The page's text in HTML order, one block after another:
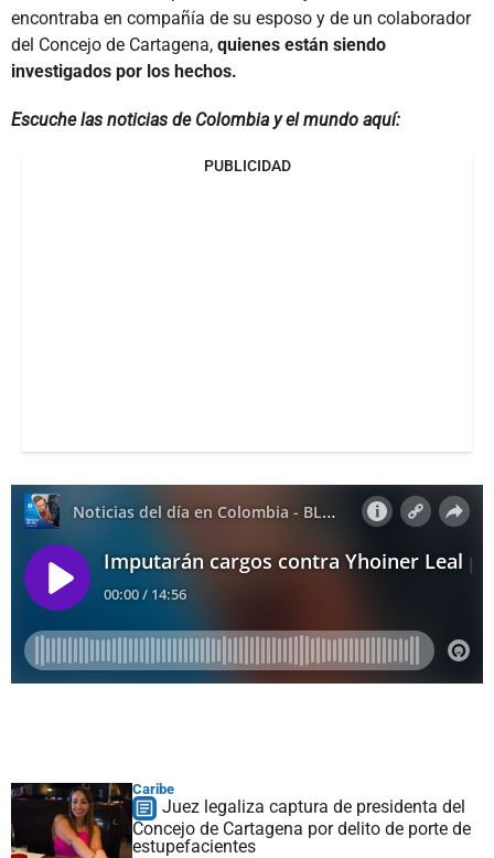
encontraba en compañía de su esposo y de un colaborador
del Concejo de Cartagena, quienes están siendo
investigados por los hechos.
Escuche las noticias de Colombia y el mundo aquí:
PUBLICIDAD
Caribe
Juez legaliza captura de presidenta del
Concejo de Cartagena por delito de porte de
estupefacientes